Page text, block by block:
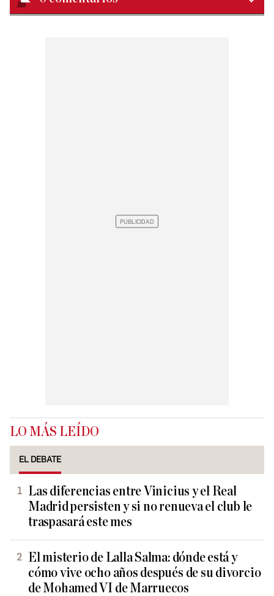
LO MÁS LEÍDO
EL DEBATE
Las diferencias entre Vinicius y el Real
Madrid persisten y si no renueva el club le
traspasará este mes
El misterio de Lalla Salma: dónde está y
cómo vive ocho años después de su divorcio
de Mohamed VI de Marruecos